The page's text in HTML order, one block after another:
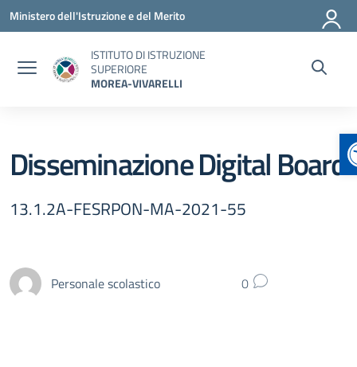
Vai ai contenuti
Vai al menu di navigazione
Vai al footer
Ministero dell'Istruzione e del Merito
ISTITUTO DI ISTRUZIONE
SUPERIORE
MOREA-VIVARELLI
Disseminazione Digital Board
13.1.2A-FESRPON-MA-2021-55
Personale scolastico 0